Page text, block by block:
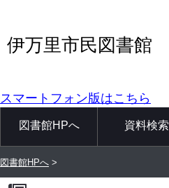
伊万里市民図書館
スマートフォン版はこちら
図書館HPへ 資料検索
図書館HPへ >